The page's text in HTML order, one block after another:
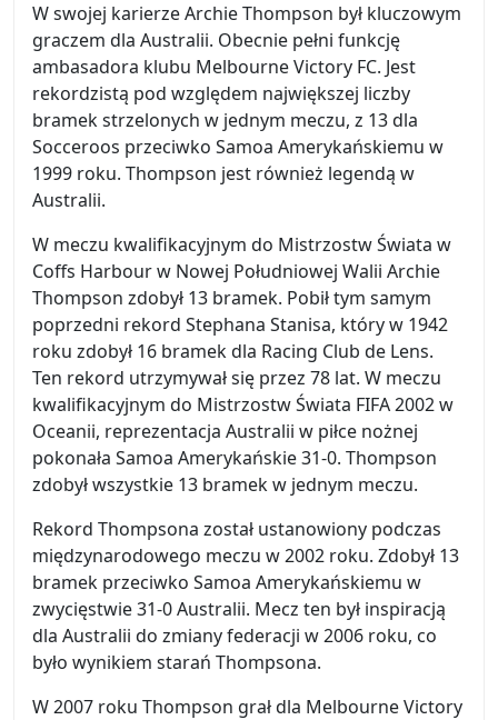
W swojej karierze Archie Thompson był kluczowym
graczem dla Australii. Obecnie pełni funkcję
ambasadora klubu Melbourne Victory FC. Jest
rekordzistą pod względem największej liczby
bramek strzelonych w jednym meczu, z 13 dla
Socceroos przeciwko Samoa Amerykańskiemu w
1999 roku. Thompson jest również legendą w
Australii.
W meczu kwalifikacyjnym do Mistrzostw Świata w
Coffs Harbour w Nowej Południowej Walii Archie
Thompson zdobył 13 bramek. Pobił tym samym
poprzedni rekord Stephana Stanisa, który w 1942
roku zdobył 16 bramek dla Racing Club de Lens.
Ten rekord utrzymywał się przez 78 lat. W meczu
kwalifikacyjnym do Mistrzostw Świata FIFA 2002 w
Oceanii, reprezentacja Australii w piłce nożnej
pokonała Samoa Amerykańskie 31-0. Thompson
zdobył wszystkie 13 bramek w jednym meczu.
Rekord Thompsona został ustanowiony podczas
międzynarodowego meczu w 2002 roku. Zdobył 13
bramek przeciwko Samoa Amerykańskiemu w
zwycięstwie 31-0 Australii. Mecz ten był inspiracją
dla Australii do zmiany federacji w 2006 roku, co
było wynikiem starań Thompsona.
W 2007 roku Thompson grał dla Melbourne Victory